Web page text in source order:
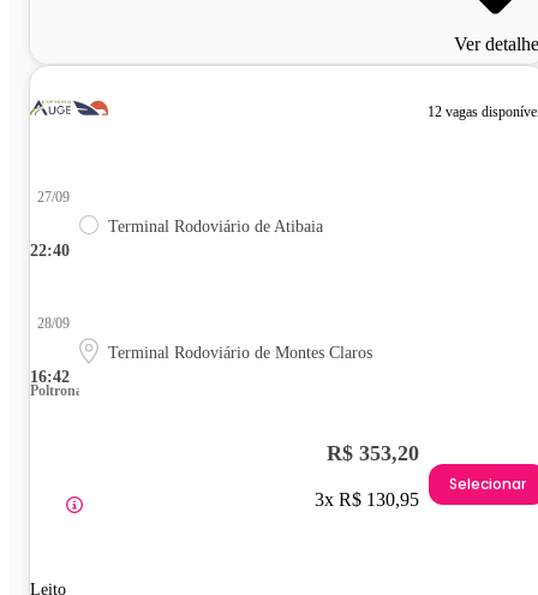
Ver
12 vagas
22:40
27/09
Terminal Rodoviário de Atibaia
16:42
28/09
Terminal Rodoviário de Montes Claros
Poltrona
Leito
R$ 353,20
3x R$ 130,95
Selecionar